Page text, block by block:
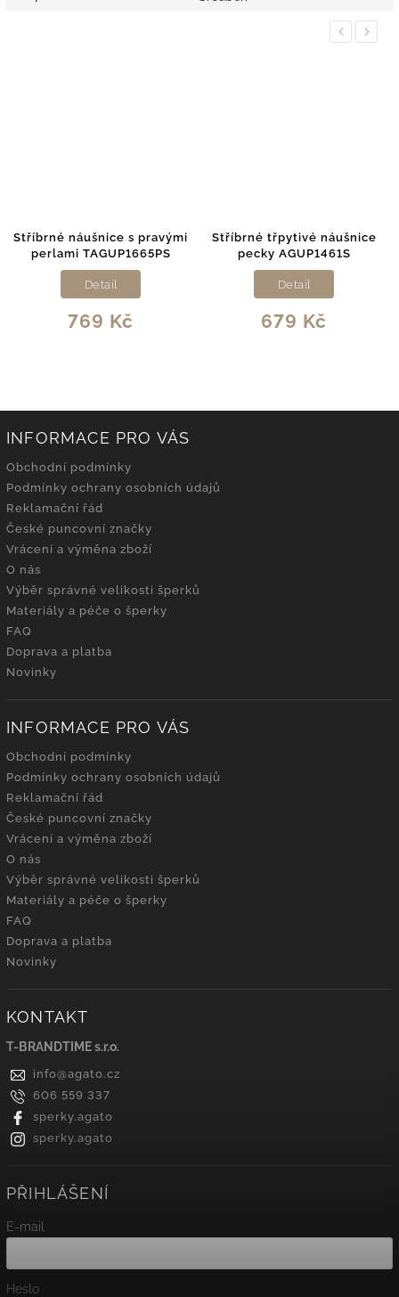
Previous
Stříbrné náušnice s pravými
perlami TAGUP1665PS
769 Kč
Detail
Stříbrné třpytivé náušnice
pecky AGUP1461S
679 Kč
Detail
Next
INFORMACE PRO VÁS
Obchodní podmínky
Podmínky ochrany osobních údajů
Reklamační řád
České puncovní značky
Vrácení a výměna zboží
O nás
Výběr správné velikosti šperků
Materiály a péče o šperky
FAQ
Doprava a platba
Novinky
INFORMACE PRO VÁS
Obchodní podmínky
Podmínky ochrany osobních údajů
Reklamační řád
České puncovní značky
Vrácení a výměna zboží
O nás
Výběr správné velikosti šperků
Materiály a péče o šperky
FAQ
Doprava a platba
Novinky
KONTAKT
T-BRANDTIME s.r.o.
info@agato.cz
606 559 337
sperky.agato
sperky.agato
PŘIHLÁŠENÍ
E-mail
Heslo